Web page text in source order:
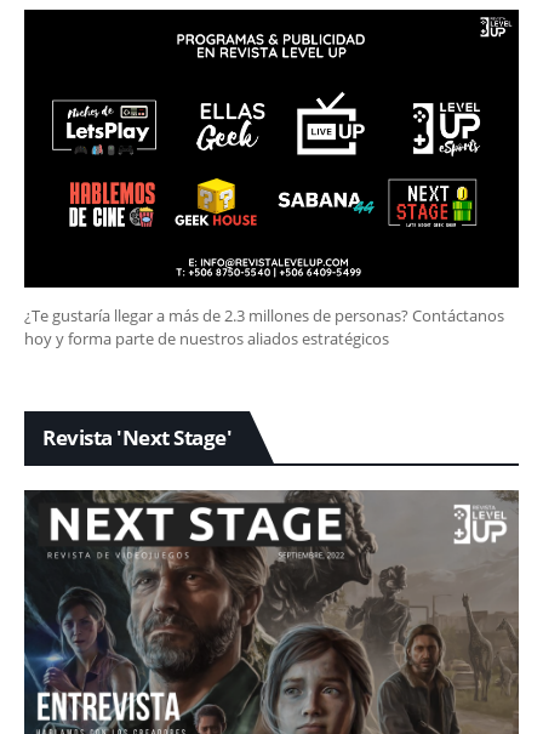
¿Te gustaría llegar a más de 2.3 millones de personas? Contáctanos
hoy y forma parte de nuestros aliados estratégicos
Revista 'Next Stage'